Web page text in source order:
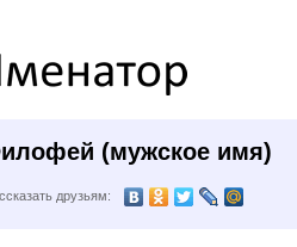
(мужское имя)
друзьям: